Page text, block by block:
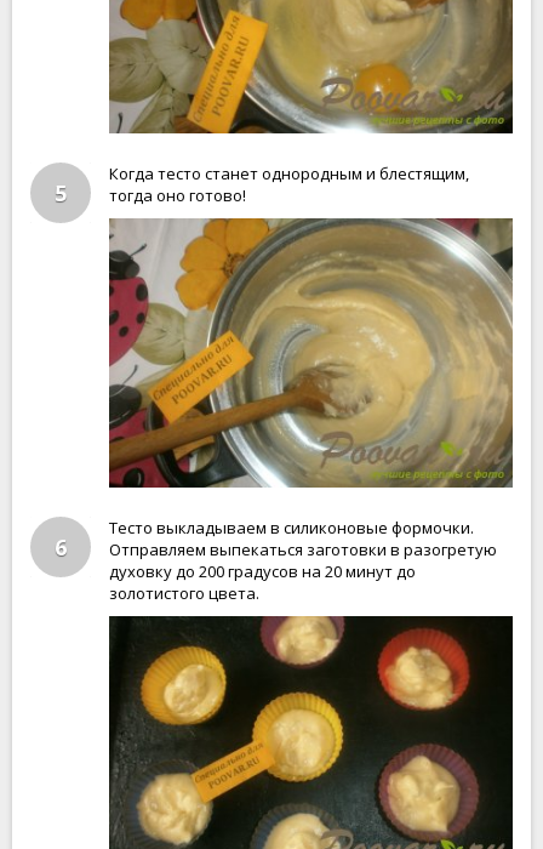
5
Когда тесто станет однородным и блестящим,
тогда оно готово!
6
Тесто выкладываем в силиконовые формочки.
Отправляем выпекаться заготовки в разогретую
духовку до 200 градусов на 20 минут до
золотистого цвета.